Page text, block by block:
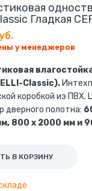
Гладкая
у менеджеров
Classic).
коробкой из ПВХ.
дверного полотна:
800 x 2000 мм и
В КОРЗИНУ